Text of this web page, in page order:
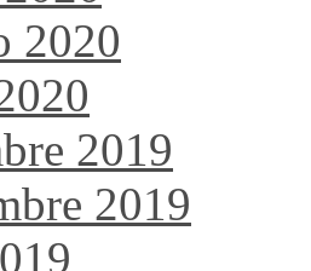
2020
2019
2019